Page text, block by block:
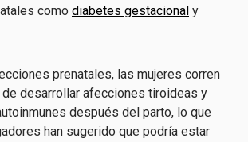
como diabetes gestacional y
prenatales, las mujeres corren
desarrollar afecciones tiroideas y
después del parto, lo que
han sugerido que podría estar